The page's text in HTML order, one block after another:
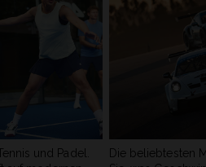
und Padel.
Die beliebtesten